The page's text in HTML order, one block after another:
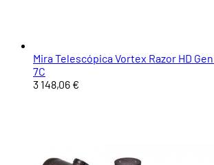
Mira Telescópica Vortex Razor HD
7C
3 148,06 €